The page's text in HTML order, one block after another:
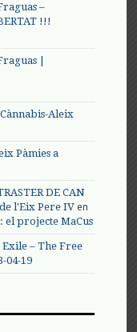
–
!!!
|
Aleix
Pàmies a
DE CAN
de l'Eix Pere IV en
projecte MaCus
– The Free
04-19